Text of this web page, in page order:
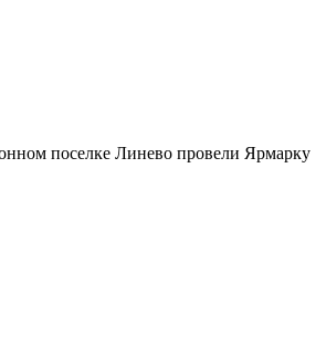
поселке Линево провели Ярмарку